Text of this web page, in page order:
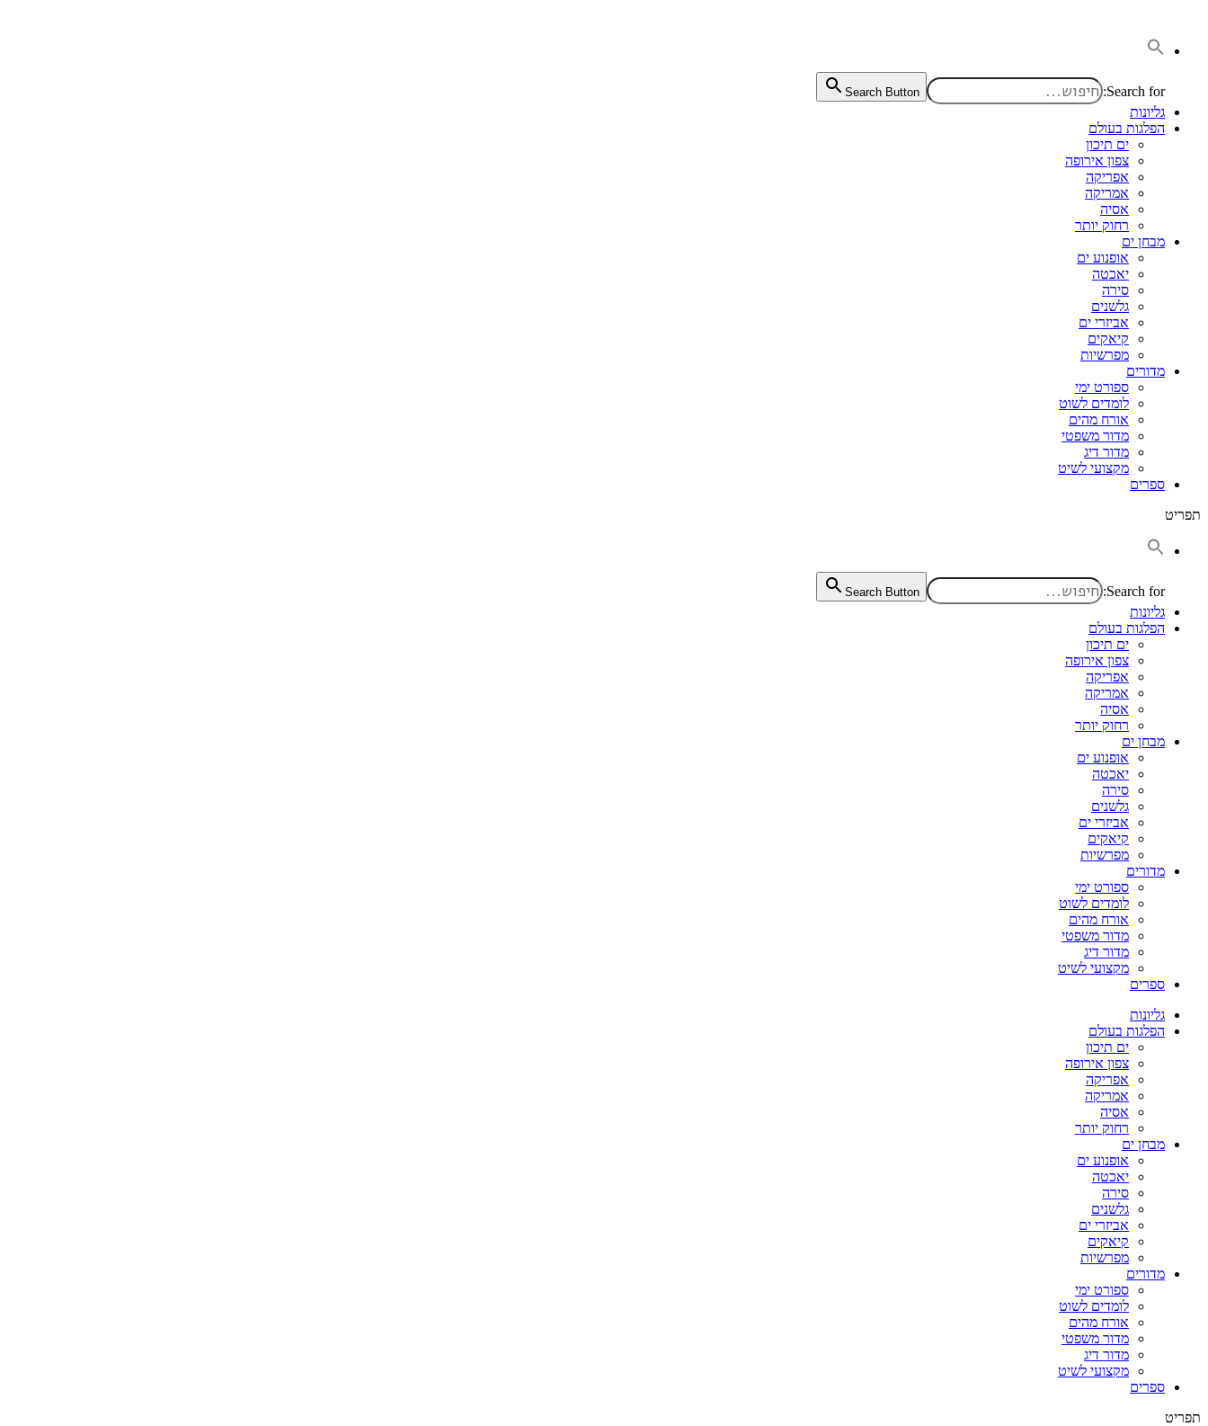
Search for:
Search Button
גליונות
הפלגות בעולם
ים תיכון
צפון אירופה
אפריקה
אמריקה
אסיה
רחוק יותר
מבחן ים
אופנוע ים
יאכטה
סירה
גלשנים
אביזרי ים
קיאקים
מפרשיות
מדורים
ספורט ימי
לומדים לשוט
אורח מהים
מדור משפטי
מדור דיג
מקצועי לשיט
ספרים
תפריט
Search for:
Search Button
גליונות
הפלגות בעולם
ים תיכון
צפון אירופה
אפריקה
אמריקה
אסיה
רחוק יותר
מבחן ים
אופנוע ים
יאכטה
סירה
גלשנים
אביזרי ים
קיאקים
מפרשיות
מדורים
ספורט ימי
לומדים לשוט
אורח מהים
מדור משפטי
מדור דיג
מקצועי לשיט
ספרים
גליונות
הפלגות בעולם
ים תיכון
צפון אירופה
אפריקה
אמריקה
אסיה
רחוק יותר
מבחן ים
אופנוע ים
יאכטה
סירה
גלשנים
אביזרי ים
קיאקים
מפרשיות
מדורים
ספורט ימי
לומדים לשוט
אורח מהים
מדור משפטי
מדור דיג
מקצועי לשיט
ספרים
תפריט